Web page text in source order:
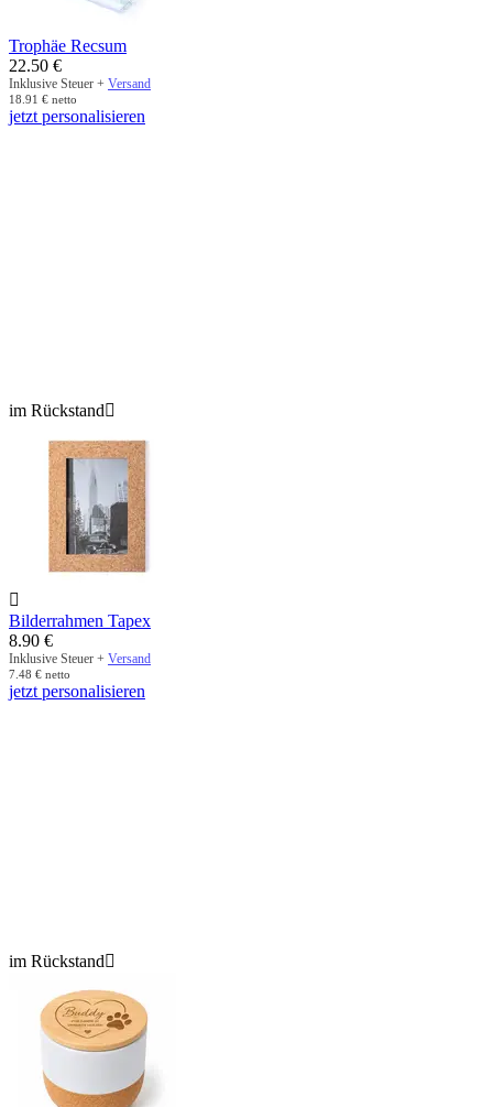
Trophäe Recsum
22.50 €
Inklusive Steuer + Versand
18.91 € netto
jetzt personalisieren
im Rückstand

Bilderrahmen Tapex
8.90 €
Inklusive Steuer + Versand
7.48 € netto
jetzt personalisieren
im Rückstand